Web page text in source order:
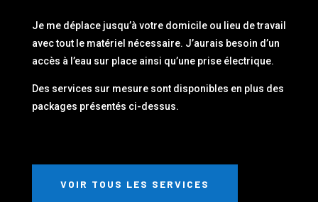
Je me déplace jusqu’à votre domicile ou lieu de travail
avec tout le matériel nécessaire. J’aurais besoin d’un
accès à l’eau sur place ainsi qu’une prise électrique.
Des services sur mesure sont disponibles en plus des
packages présentés ci-dessus.
VOIR TOUS LES SERVICES